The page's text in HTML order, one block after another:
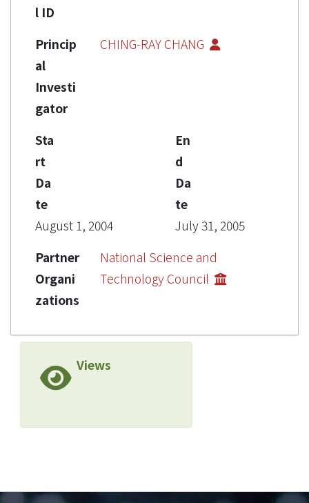
l ID
Princip
al
Investi
gator
CHING-RAY CHANG
Sta
rt
Da
te
August 1, 2004
En
d
Da
te
July 31, 2005
Partner
Organi
zations
National Science and
Technology Council
Views